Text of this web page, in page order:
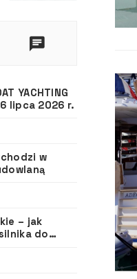
YACHTING
lipca 2026 r.
w
– jak
do